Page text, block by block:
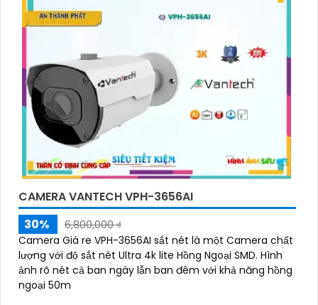
CAMERA VANTECH VPH-3656AI
30%
6,800,000 ₫
Camera Giá re VPH-3656AI sắt nét là một Camera chất
lượng với độ sắt nét Ultra 4k lite Hồng Ngoại SMD. Hình
ảnh rõ nét cả ban ngày lẫn ban đêm với khả năng hồng
ngoại 50m